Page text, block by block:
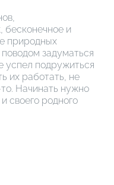
бесконечное и
природных
задуматься
подружиться
их работать, не
Начинать нужно
своего родного